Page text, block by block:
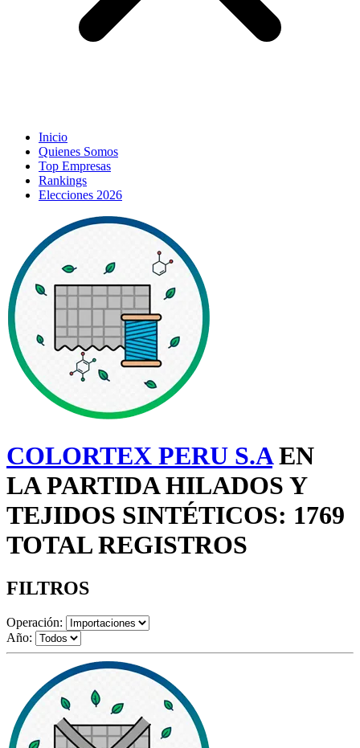
Inicio
Quienes Somos
Top Empresas
Rankings
Elecciones 2026
COLORTEX PERU S.AEN
LA PARTIDA HILADOS Y
TEJIDOS SINTÉTICOS: 1769
TOTAL REGISTROS
FILTROS
Operación:
Año: